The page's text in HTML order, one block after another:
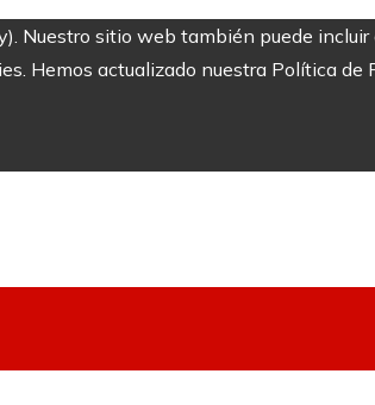
Nuestro sitio web también puede incluir
Hemos actualizado nuestra Política de